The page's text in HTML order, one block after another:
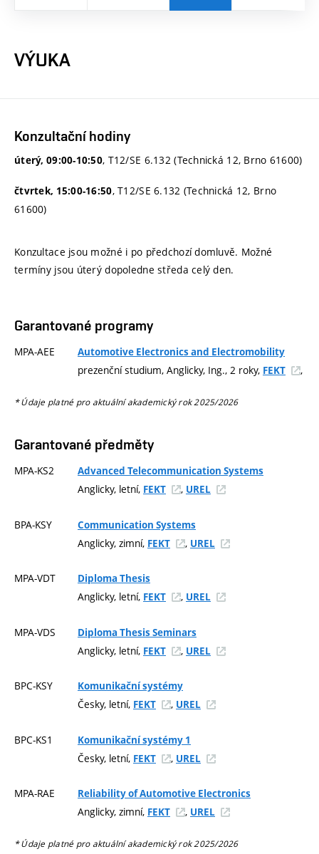
VÝUKA
Konzultační hodiny
úterý, 09:00-10:50, T12/SE 6.132 (Technická 12, Brno 61600)
čtvrtek, 15:00-16:50, T12/SE 6.132 (Technická 12, Brno
61600)
Konzultace jsou možné i po předchozí domluvě. Možné
termíny jsou úterý dopoledne středa celý den.
Garantované programy
MPA-AEE Automotive Electronics and Electromobility
prezenční studium, Anglicky, Ing., 2 roky, FEKT ,
* Údaje platné pro aktuální akademický rok 2025/2026
Garantované předměty
MPA-KS2 Advanced Telecommunication Systems
Anglicky, letní, FEKT , UREL
BPA-KSY Communication Systems
Anglicky, zimní, FEKT , UREL
MPA-VDT Diploma Thesis
Anglicky, letní, FEKT , UREL
MPA-VDS Diploma Thesis Seminars
Anglicky, letní, FEKT , UREL
BPC-KSY Komunikační systémy
Česky, letní, FEKT , UREL
BPC-KS1 Komunikační systémy 1
Česky, letní, FEKT , UREL
MPA-RAE Reliability of Automotive Electronics
Anglicky, zimní, FEKT , UREL
* Údaje platné pro aktuální akademický rok 2025/2026